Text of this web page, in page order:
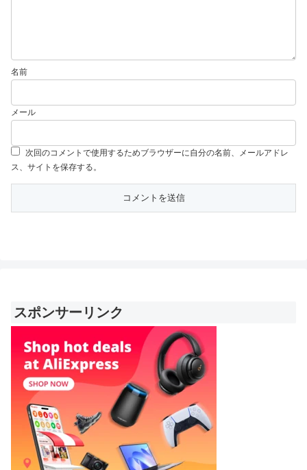
名前
メール
次回のコメントで使用するためブラウザーに自分の名前、メールアドレ
ス、サイトを保存する。
スポンサーリンク